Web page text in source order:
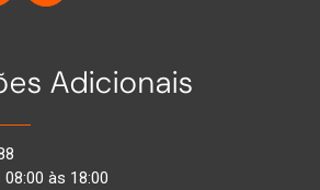
Adicionais
às 18:00